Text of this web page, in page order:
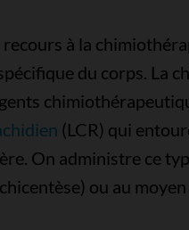
à la
du corps. La
(LCR) qui
On administre ce
ou au